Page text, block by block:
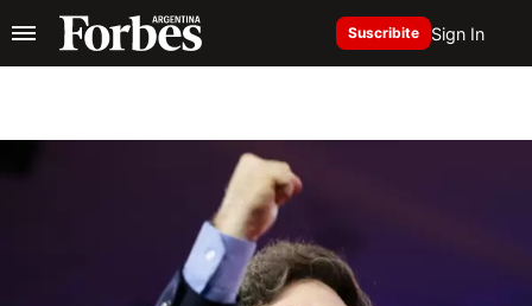
Suscribite Sign In